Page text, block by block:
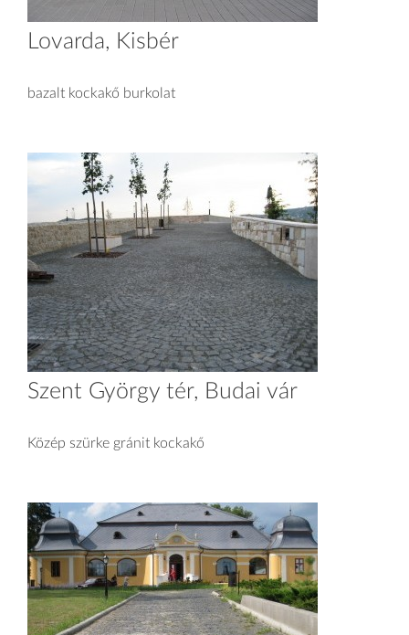
Lovarda, Kisbér
bazalt kockakő burkolat
Szent György tér, Budai vár
Közép szürke gránit kockakő